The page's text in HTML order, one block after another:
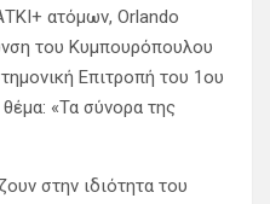
ατόμων, Orlando
του Κυμπουρόπουλου
Eπιτροπή του 1ου
«Τα σύνορα της
στην ιδιότητα του